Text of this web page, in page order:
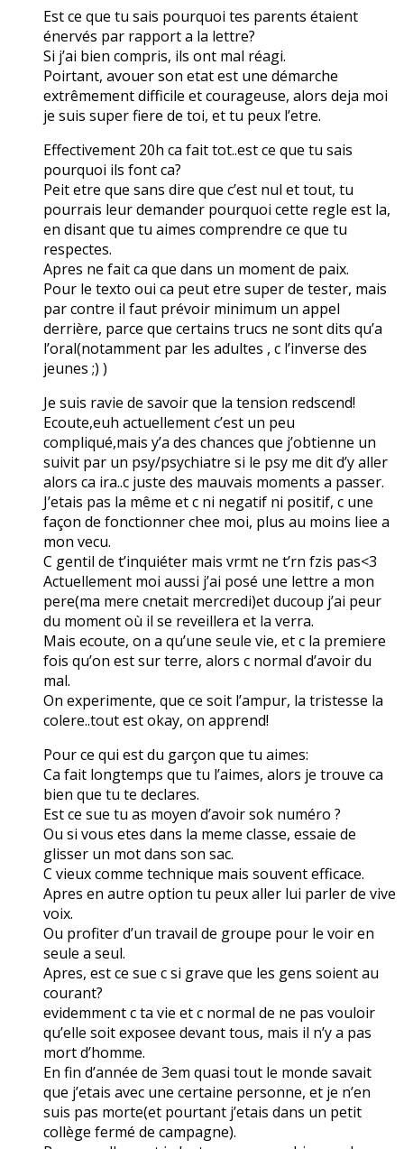
Est ce que tu sais pourquoi tes parents étaient
énervés par rapport a la lettre?
Si j’ai bien compris, ils ont mal réagi.
Poirtant, avouer son etat est une démarche
extrêmement difficile et courageuse, alors deja moi
je suis super fiere de toi, et tu peux l’etre.
Effectivement 20h ca fait tot..est ce que tu sais
pourquoi ils font ca?
Peit etre que sans dire que c’est nul et tout, tu
pourrais leur demander pourquoi cette regle est la,
en disant que tu aimes comprendre ce que tu
respectes.
Apres ne fait ca que dans un moment de paix.
Pour le texto oui ca peut etre super de tester, mais
par contre il faut prévoir minimum un appel
derrière, parce que certains trucs ne sont dits qu’a
l’oral(notamment par les adultes , c l’inverse des
jeunes ;) )
Je suis ravie de savoir que la tension redscend!
Ecoute,euh actuellement c’est un peu
compliqué,mais y’a des chances que j’obtienne un
suivit par un psy/psychiatre si le psy me dit d’y aller
alors ca ira..c juste des mauvais moments a passer.
J’etais pas la même et c ni negatif ni positif, c une
façon de fonctionner chee moi, plus au moins liee a
mon vecu.
C gentil de t’inquiéter mais vrmt ne t’rn fzis pas<3
Actuellement moi aussi j’ai posé une lettre a mon
pere(ma mere cnetait mercredi)et ducoup j’ai peur
du moment où il se reveillera et la verra.
Mais ecoute, on a qu’une seule vie, et c la premiere
fois qu’on est sur terre, alors c normal d’avoir du
mal.
On experimente, que ce soit l’ampur, la tristesse la
colere..tout est okay, on apprend!
Pour ce qui est du garçon que tu aimes:
Ca fait longtemps que tu l’aimes, alors je trouve ca
bien que tu te declares.
Est ce sue tu as moyen d’avoir sok numéro ?
Ou si vous etes dans la meme classe, essaie de
glisser un mot dans son sac.
C vieux comme technique mais souvent efficace.
Apres en autre option tu peux aller lui parler de vive
voix.
Ou profiter d’un travail de groupe pour le voir en
seule a seul.
Apres, est ce sue c si grave que les gens soient au
courant?
evidemment c ta vie et c normal de ne pas vouloir
qu’elle soit exposee devant tous, mais il n’y a pas
mort d’homme.
En fin d’année de 3em quasi tout le monde savait
que j’etais avec une certaine personne, et je n’en
suis pas morte(et pourtant j’etais dans un petit
collège fermé de campagne).